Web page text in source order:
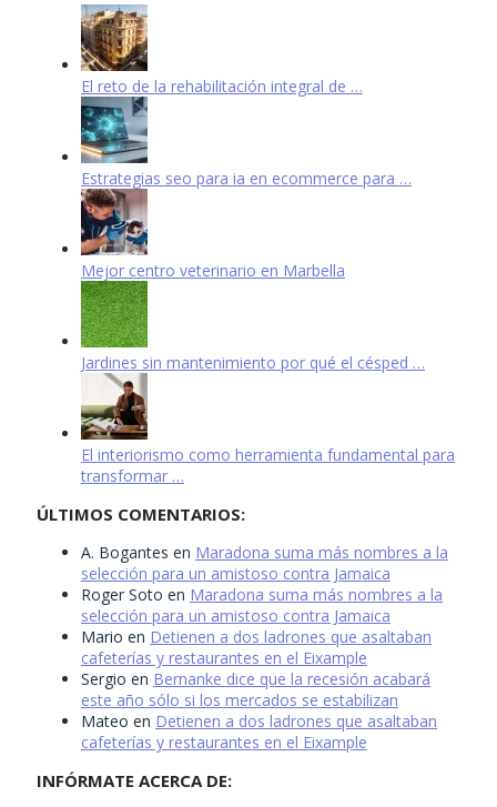
El reto de la rehabilitación integral de …
Estrategias seo para ia en ecommerce para …
Mejor centro veterinario en Marbella
Jardines sin mantenimiento por qué el césped …
El interiorismo como herramienta fundamental para
transformar …
ÚLTIMOS COMENTARIOS:
A. Bogantes en Maradona suma más nombres a la
selección para un amistoso contra Jamaica
Roger Soto en Maradona suma más nombres a la
selección para un amistoso contra Jamaica
Mario en Detienen a dos ladrones que asaltaban
cafeterías y restaurantes en el Eixample
Sergio en Bernanke dice que la recesión acabará
este año sólo si los mercados se estabilizan
Mateo en Detienen a dos ladrones que asaltaban
cafeterías y restaurantes en el Eixample
INFÓRMATE ACERCA DE: